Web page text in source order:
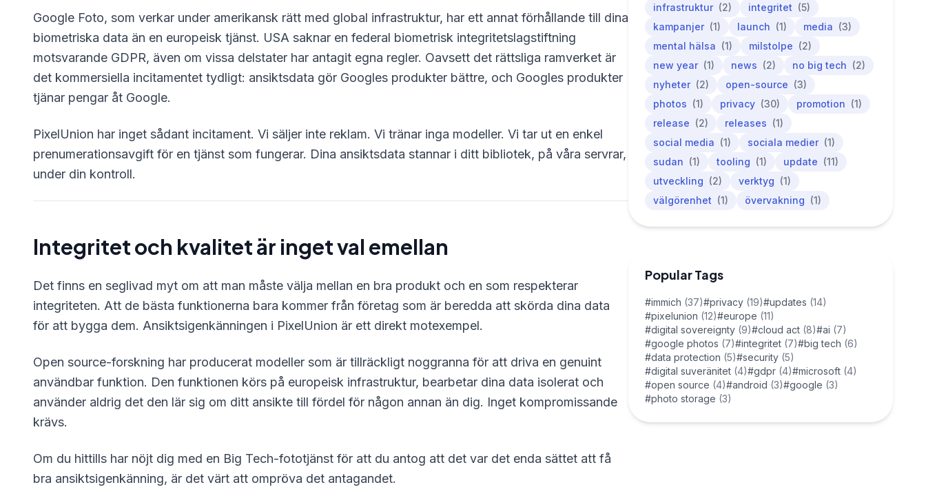
Google Foto, som verkar under amerikansk rätt med global infrastruktur, har ett annat förhållande till dina
biometriska data än en europeisk tjänst. USA saknar en federal biometrisk integritetslagstiftning
motsvarande GDPR, även om vissa delstater har antagit egna regler. Oavsett det rättsliga ramverket är
det kommersiella incitamentet tydligt: ansiktsdata gör Googles produkter bättre, och Googles produkter
tjänar pengar åt Google.
PixelUnion har inget sådant incitament. Vi säljer inte reklam. Vi tränar inga modeller. Vi tar ut en enkel
prenumerationsavgift för en tjänst som fungerar. Dina ansiktsdata stannar i ditt bibliotek, på våra servrar,
under din kontroll.
Integritet och kvalitet är inget val emellan
Det finns en seglivad myt om att man måste välja mellan en bra produkt och en som respekterar
integriteten. Att de bästa funktionerna bara kommer från företag som är beredda att skörda dina data
för att bygga dem. Ansiktsigenkänningen i PixelUnion är ett direkt motexempel.
Open source-forskning har producerat modeller som är tillräckligt noggranna för att driva en genuint
användbar funktion. Den funktionen körs på europeisk infrastruktur, bearbetar dina data isolerat och
använder aldrig det den lär sig om ditt ansikte till fördel för någon annan än dig. Inget kompromissande
krävs.
Om du hittills har nöjt dig med en Big Tech-fototjänst för att du antog att det var det enda sättet att få
bra ansiktsigenkänning, är det värt att ompröva det antagandet.
infrastruktur (2) integritet (5)
kampanjer (1) launch (1) media (3)
mental hälsa (1) milstolpe (2)
new year (1) news (2) no big tech (2)
nyheter (2) open-source (3)
photos (1) privacy (30) promotion (1)
release (2) releases (1)
social media (1) sociala medier (1)
sudan (1) tooling (1) update (11)
utveckling (2) verktyg (1)
välgörenhet (1) övervakning (1)
Popular Tags
#immich (37)#privacy (19)#updates (14)
#pixelunion (12)#europe (11)
#digital sovereignty (9)#cloud act (8)#ai (7)
#google photos (7)#integritet (7)#big tech (6)
#data protection (5)#security (5)
#digital suveränitet (4)#gdpr (4)#microsoft (4)
#open source (4)#android (3)#google (3)
#photo storage (3)